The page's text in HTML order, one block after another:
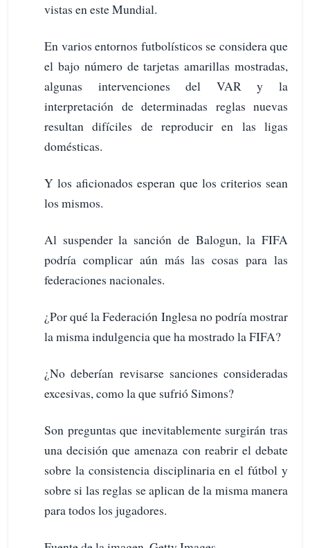
vistas en este Mundial.
En varios entornos futbolísticos se considera que
el bajo número de tarjetas amarillas mostradas,
algunas intervenciones del VAR y la
interpretación de determinadas reglas nuevas
resultan difíciles de reproducir en las ligas
domésticas.
Y los aficionados esperan que los criterios sean
los mismos.
Al suspender la sanción de Balogun, la FIFA
podría complicar aún más las cosas para las
federaciones nacionales.
¿Por qué la Federación Inglesa no podría mostrar
la misma indulgencia que ha mostrado la FIFA?
¿No deberían revisarse sanciones consideradas
excesivas, como la que sufrió Simons?
Son preguntas que inevitablemente surgirán tras
una decisión que amenaza con reabrir el debate
sobre la consistencia disciplinaria en el fútbol y
sobre si las reglas se aplican de la misma manera
para todos los jugadores.